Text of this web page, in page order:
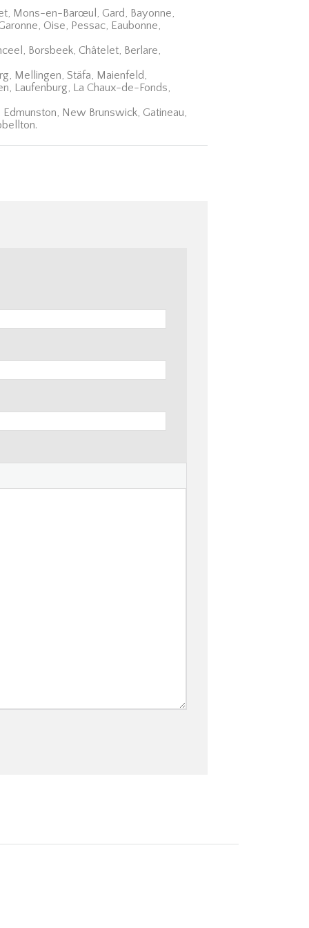
Mons-en-Barœul, Gard, Bayonne,
Oise, Pessac, Eaubonne,
Borsbeek, Châtelet, Berlare,
Mellingen, Stäfa, Maienfeld,
Laufenburg, La Chaux-de-Fonds,
New Brunswick, Gatineau,